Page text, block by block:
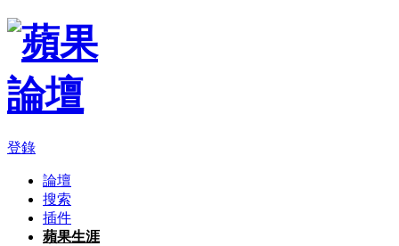
登錄
論壇
搜索
插件
蘋果生涯